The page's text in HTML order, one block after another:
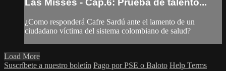
Las Misses - Cap.6: Prueba de talento...
¿Como responderá Cafre Sardú ante el lamento de un
ciudadano víctima del sistema colombiano de salud?
Load More
Suscríbete a nuestro boletín Pago por PSE o Baloto Help Terms